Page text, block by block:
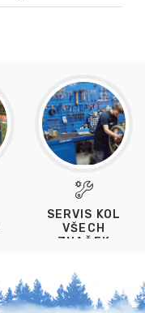
SERVIS KOL
VŠECH
ZNAČEK